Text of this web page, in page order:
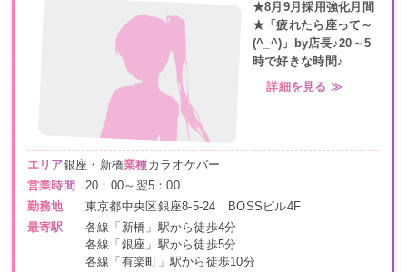
★8月9月採用強化月間
★「疲れたら座って～
(^_^)」by店長♪20～5
時で好きな時間♪
詳細を見る ≫
エリア銀座・新橋業種カラオケバー
営業時間
20：00～翌5：00
勤務地
東京都中央区銀座8-5-24 BOSSビル4F
最寄駅
各線「新橋」駅から徒歩4分
各線「銀座」駅から徒歩5分
各線「有楽町」駅から徒歩10分